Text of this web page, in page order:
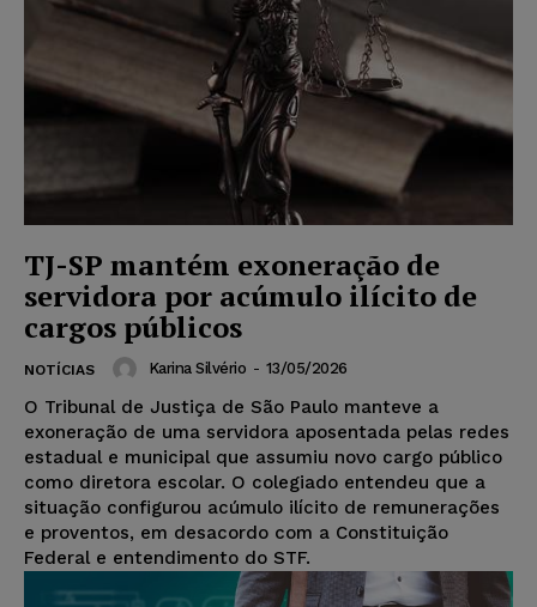
TJ-SP mantém exoneração de
servidora por acúmulo ilícito de
cargos públicos
NOTÍCIAS Karina Silvério - 13/05/2026
O Tribunal de Justiça de São Paulo manteve a
exoneração de uma servidora aposentada pelas redes
estadual e municipal que assumiu novo cargo público
como diretora escolar. O colegiado entendeu que a
situação configurou acúmulo ilícito de remunerações
e proventos, em desacordo com a Constituição
Federal e entendimento do STF.